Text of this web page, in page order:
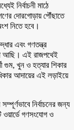
নির্বাচনী মাঠে
দোরগোড়ায় পৌঁছাতে
নিতে হবে।
এবং গণতন্ত্র
আছি। এই রাজপথেই
গুম, খুন ও হত্যার শিকার
আদায়ের এই লড়াইয়ে
নির্বাচনের জন্য
ওয়ার্ডে গণসংযোগ ও